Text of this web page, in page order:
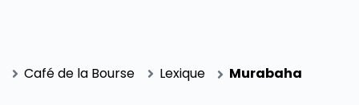
Café de la Bourse Lexique Murabaha